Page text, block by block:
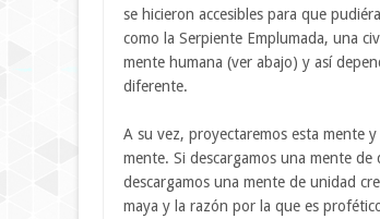
se hicieron accesibles para que
como la Serpiente Emplumada, una
mente humana (ver abajo) y así
diferente.
A su vez, proyectaremos esta mente
mente. Si descargamos una mente
descargamos una mente de unidad
maya y la razón por la que es